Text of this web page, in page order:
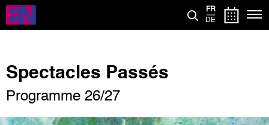
Aller
contenu
FR
DE
Spectacles Passés
Programme 26/27